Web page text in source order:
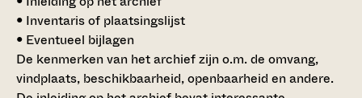
• Inventaris of plaatsingslijst
• Eventueel bijlagen
De kenmerken van het archief zijn o.m. de omvang,
vindplaats, beschikbaarheid, openbaarheid en andere.